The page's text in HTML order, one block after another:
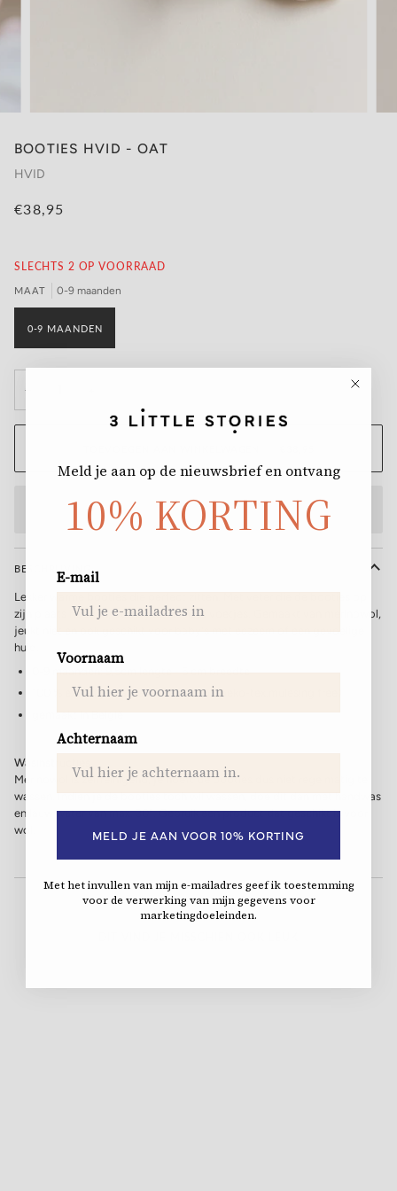
BOOTIES HVID - OAT
HVID
€38,95
SLECHTS 2 OP VOORRAAD
MAAT 0-9 maanden
0-9 MAANDEN
−
BESCHRIJVING
Lekker warme booties die perfect zitten. Met veter die de booties op
zijn plaats houden, ook bij de kleinste voetjes. Gemaakt van merinowol,
jeukt niet en ook geschikt voor baby's met eczeem of een gevoelige
huid.
0-9 maanden: 9,5cm lengte - 6 cm breedte
100 % extra fijn Italiaans merinowol (oeko-tex,mulesing free)
gemaakt in België
Wasinstructies
Merinowol is zelfreinigend, je hoeft de booties dus niet regelmatig te
wassen. Indien je de booties toch wil wassen, doe dit dan met handwas
en lauw water van max. 30°. Gebruik een product dat geschikt is voor
wol.
Meld je aan op de nieuwsbriefen ontvang
10% KORTING
E-mail
Voornaam
Achternaam
MELD JE AAN VOOR 10% KORTING
Met het invullen van mijn e-mailadres geef ik toestemming
voor de verwerking van mijn gegevens voor
marketingdoeleinden.